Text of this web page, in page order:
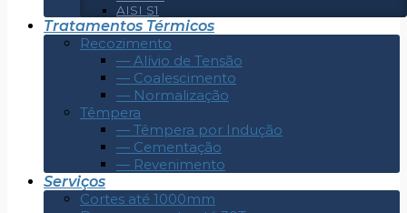
AISI S1
Tratamentos Térmicos
Recozimento
— Alívio de Tensão
— Coalescimento
— Normalização
Têmpera
— Têmpera por Indução
— Cementação
— Revenimento
Serviços
Cortes até 1000mm